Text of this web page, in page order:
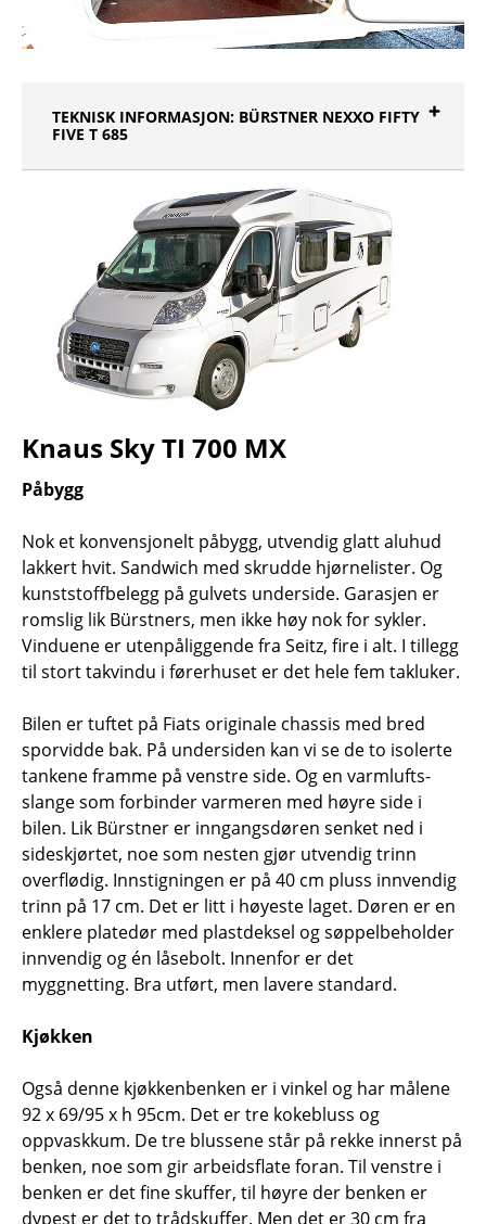
TEKNISK INFORMASJON: BÜRSTNER NEXXO FIFTY
FIVE T 685
Knaus Sky TI 700 MX
Påbygg
Nok et konvensjonelt påbygg, utvendig glatt aluhud
lakkert hvit. Sandwich med skrudde hjørnelister. Og
kunststoffbelegg på gulvets underside. Garasjen er
romslig lik Bürstners, men ikke høy nok for sykler.
Vinduene er utenpåliggende fra Seitz, fire i alt. I tillegg
til stort takvindu i førerhuset er det hele fem takluker.
Bilen er tuftet på Fiats originale chassis med bred
sporvidde bak. På undersiden kan vi se de to isolerte
tankene framme på venstre side. Og en varmlufts-
slange som forbinder varmeren med høyre side i
bilen. Lik Bürstner er inngangsdøren senket ned i
sideskjørtet, noe som nesten gjør utvendig trinn
overflødig. Innstigningen er på 40 cm pluss innvendig
trinn på 17 cm. Det er litt i høyeste laget. Døren er en
enklere platedør med plastdeksel og søppelbeholder
innvendig og én låsebolt. Innenfor er det
myggnetting. Bra utført, men lavere standard.
Kjøkken
Også denne kjøkkenbenken er i vinkel og har målene
92 x 69/95 x h 95cm. Det er tre kokebluss og
oppvaskkum. De tre blussene står på rekke innerst på
benken, noe som gir arbeidsflate foran. Til venstre i
benken er det fine skuffer, til høyre der benken er
dypest er det to trådskuffer. Men det er 30 cm fra